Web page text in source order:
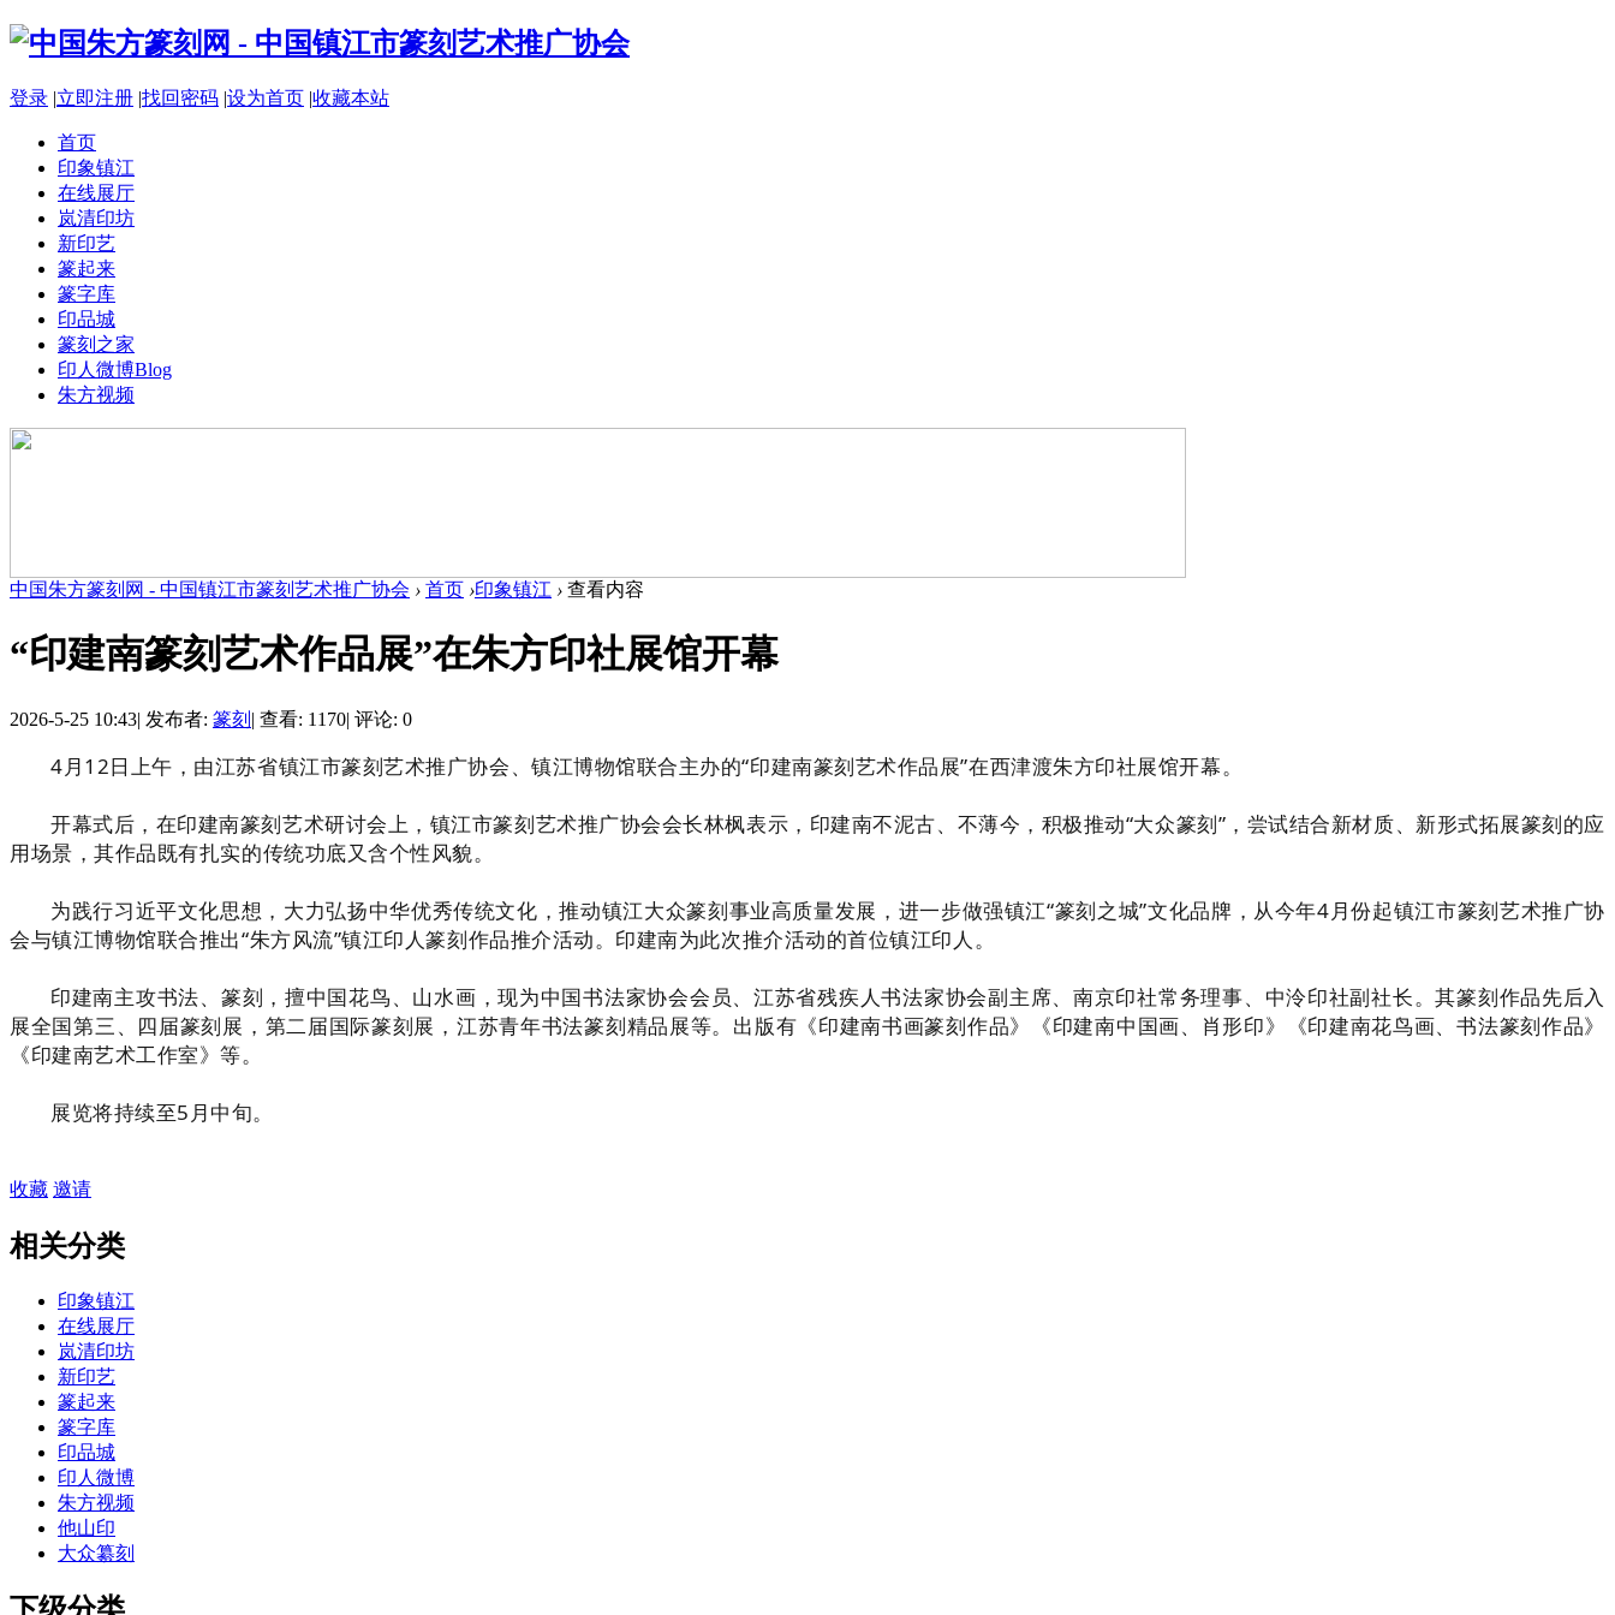
登录 |立即注册 |找回密码 |设为首页 |收藏本站
首页
印象镇江
在线展厅
岚清印坊
新印艺
篆起来
篆字库
印品城
篆刻之家
印人微博Blog
朱方视频
中国朱方篆刻网 - 中国镇江市篆刻艺术推广协会 › 首页 ›印象镇江 › 查看内容
“印建南篆刻艺术作品展”在朱方印社展馆开幕
2026-5-25 10:43| 发布者: 篆刻 | 查看: 1170| 评论: 0
4月12日上午，由江苏省镇江市篆刻艺术推广协会、镇江博物馆联合主办的“印建南篆刻艺术作品展”在西津渡朱方印社展馆开幕。
开幕式后，在印建南篆刻艺术研讨会上，镇江市篆刻艺术推广协会会长林枫表示，印建南不泥古、不薄今，积极推动“大众篆刻”，尝试结合新材质、新形式拓展篆刻的应
用场景，其作品既有扎实的传统功底又含个性风貌。
为践行习近平文化思想，大力弘扬中华优秀传统文化，推动镇江大众篆刻事业高质量发展，进一步做强镇江“篆刻之城”文化品牌，从今年4月份起镇江市篆刻艺术推广协
会与镇江博物馆联合推出“朱方风流”镇江印人篆刻作品推介活动。印建南为此次推介活动的首位镇江印人。
印建南主攻书法、篆刻，擅中国花鸟、山水画，现为中国书法家协会会员、江苏省残疾人书法家协会副主席、南京印社常务理事、中泠印社副社长。其篆刻作品先后入
展全国第三、四届篆刻展，第二届国际篆刻展，江苏青年书法篆刻精品展等。出版有《印建南书画篆刻作品》《印建南中国画、肖形印》《印建南花鸟画、书法篆刻作品》
《印建南艺术工作室》等。
展览将持续至5月中旬。
收藏 邀请
相关分类
印象镇江
在线展厅
岚清印坊
新印艺
篆起来
篆字库
印品城
印人微博
朱方视频
他山印
大众纂刻